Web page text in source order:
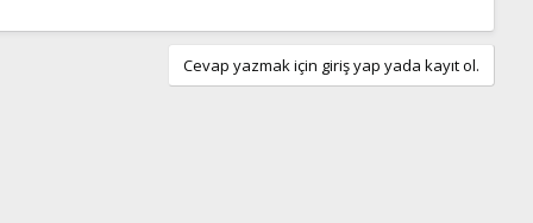
Cevap yazmak için giriş yap yada kayıt ol.